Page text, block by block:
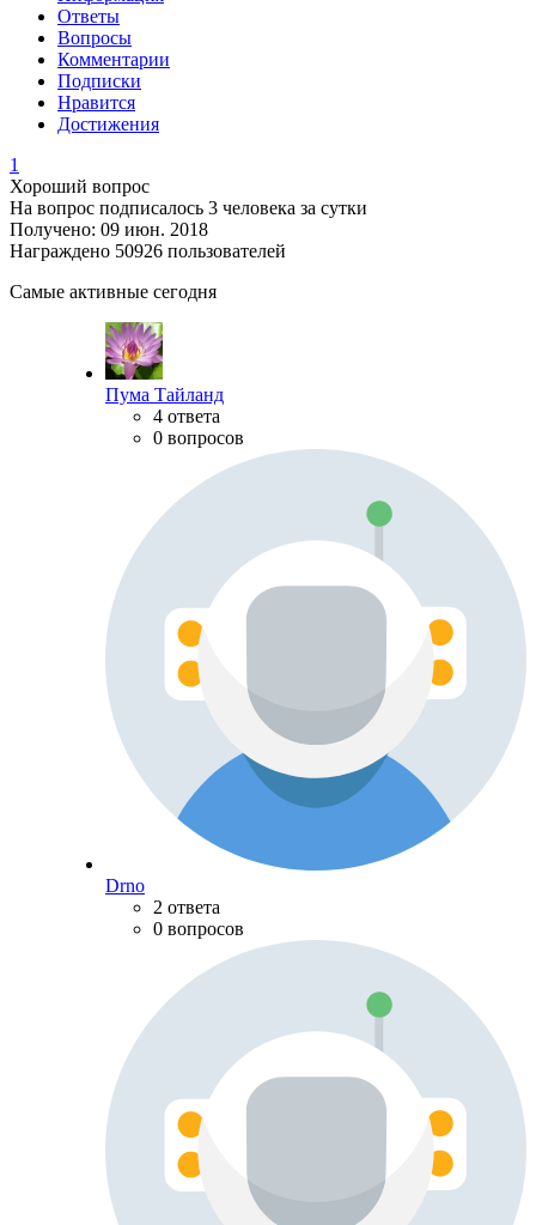
Ответы
Вопросы
Комментарии
Подписки
Нравится
Достижения
1
Хороший вопрос
На вопрос подписалось 3 человека за сутки
Получено: 09 июн. 2018
Награждено 50926 пользователей
Самые активные сегодня
Пума Тайланд
4 ответа
0 вопросов
Drno
2 ответа
0 вопросов